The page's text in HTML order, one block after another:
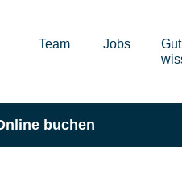
Team Jobs
buchen